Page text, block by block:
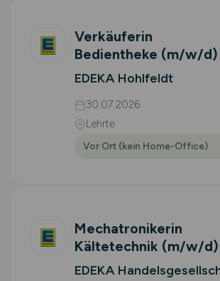
Verkäuferin
Bedientheke (m/w/d)
EDEKA Hohlfeldt
30.07.2026
Lehrte
Vor Ort (kein Home-Office)
Mechatronikerin
Kältetechnik (m/w/d)
EDEKA